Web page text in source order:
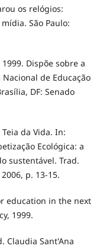
os relógios:
São Paulo:
Dispõe sobre a
de Educação
DF: Senado
Teia da Vida. In:
Ecológica: a
sustentável. Trad.
p. 13-15.
education in the next
1999.
Claudia Sant'Ana